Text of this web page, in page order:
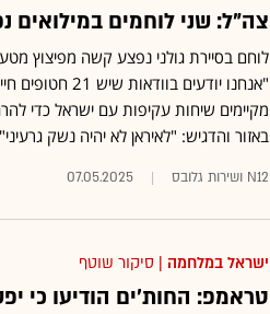
צה"ל: שני לוחמים במילואים
לוחם בסיירת גולני נפצע קשה מפיצוץ
מקיימים שיחות עקיפות עם ישראל כדי
באזור והדגיש: "לאיראן לא יהיה נשק גרעיני" • 59 חטופים - 579 ימים
N12 ושירות גלובס 07.05.2025
ישראל במלחמה | סיקור שוטף
טראמפ: החות'ים הודיעו כי